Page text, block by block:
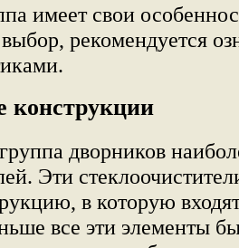
имеет свои
рекомендуется
конструкции
дворников
Эти
в которую
все эти элементы